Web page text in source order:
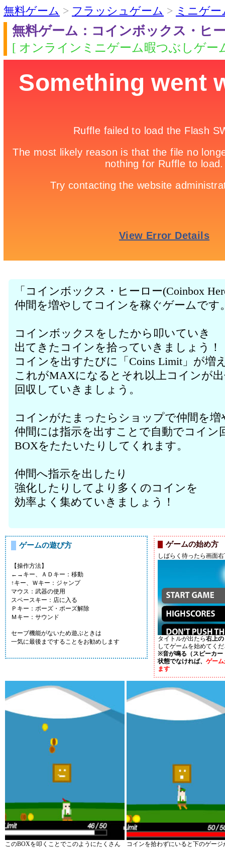
無料ゲーム > フラッシュゲーム > ミニゲー
無料ゲーム：コインボックス・ヒ
[ オンラインミニゲーム暇つぶしゲー
「コインボックス・ヒーロー(Coinbox
仲間を増やしてコインを稼ぐゲームです
コインボックスをしたから叩いていき
出てきたコインを拾っていきましょう！
コインを出すたびに「Coins Limit」が増
これがMAXになるとそれ以上コインが
回収していきましょう。
コインがたまったらショップで仲間を
仲間には指示を出すことで自動でコイン
BOXをたたいたりしてくれます。
仲間へ指示を出したり
強化したりしてより多くのコインを
効率よく集めていきましょう！
ゲームの遊び方
【操作方法】
←→キー、ＡＤキー：移動
↑キー、Ｗキー：ジャンプ
マウス：武器の使用
スペースキー：店に入る
Ｐキー：ポーズ・ポーズ解除
Ｍキー：サウンド
セーブ機能がないため遊ぶときは
一気に最後まですることをお勧めします
ゲームの始め方
しばらく待ったら画面
タイトルが出たら右上
してゲームを始めてく
※音が鳴る（スピーカー
状態でなければ、 ゲー
ます
このBOXを叩くことでこのようにたくさん
コインを拾わずにいると下のゲージ